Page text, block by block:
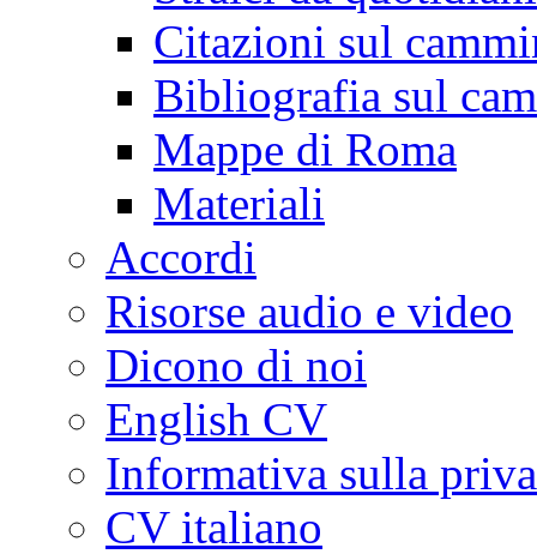
Citazioni sul
Bibliografia sul
Mappe di Roma
Materiali
Accordi
Risorse audio e video
Dicono di noi
English CV
Informativa sulla
CV italiano